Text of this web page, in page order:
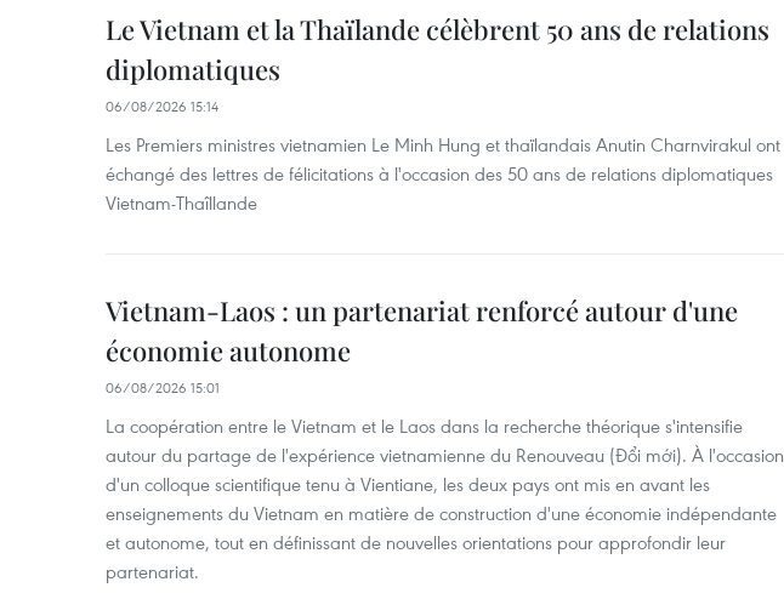
Le Vietnam et la Thaïlande célèbrent 50 ans de relations
diplomatiques
06/08/2026 15:14
Les Premiers ministres vietnamien Le Minh Hung et thaïlandais Anutin Charnvirakul ont
échangé des lettres de félicitations à l'occasion des 50 ans de relations diplomatiques
Vietnam-Thaîllande
Vietnam-Laos : un partenariat renforcé autour d'une
économie autonome
06/08/2026 15:01
La coopération entre le Vietnam et le Laos dans la recherche théorique s'intensifie
autour du partage de l'expérience vietnamienne du Renouveau (Đổi mới). À l'occasion
d'un colloque scientifique tenu à Vientiane, les deux pays ont mis en avant les
enseignements du Vietnam en matière de construction d'une économie indépendante
et autonome, tout en définissant de nouvelles orientations pour approfondir leur
partenariat.